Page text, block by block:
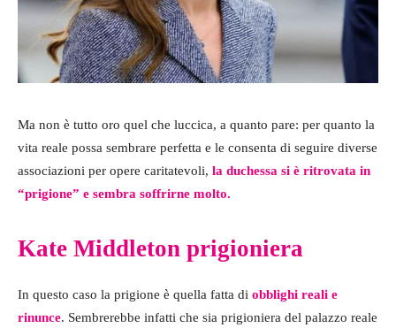
Ma non è tutto oro quel che luccica, a quanto pare: per quanto la
vita reale possa sembrare perfetta e le consenta di seguire diverse
associazioni per opere caritatevoli, la duchessa si è ritrovata in
“prigione” e sembra soffrirne molto.
Kate Middleton prigioniera
In questo caso la prigione è quella fatta di obblighi reali e
rinunce. Sembrerebbe infatti che sia prigioniera del palazzo reale